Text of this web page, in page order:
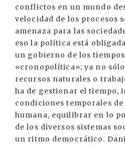
conflictos en un mundo
velocidad de los procesos
amenaza para las
eso la política está
un gobierno de los
«cronopolítica»; ya no
recursos naturales o
ha de gestionar el tiempo,
condiciones temporales
humana, equilibrar en lo
de los diversos sistemas
un ritmo democrático.